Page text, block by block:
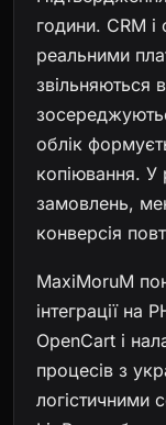
години. CRM і
реальними
звільняються
облік
копіювання.
замовлень,
конверсія
MaxiMoruM
інтеграції на
OpenCart і
процесів з
логістичними